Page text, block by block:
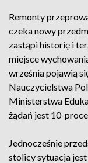
Remonty
czeka nowy
zastąpi historię i
miejsce
września pojawią
Nauczycielstwa
Ministerstwa
żądań jest 10-
Jednocześnie
stolicy sytuacja jest